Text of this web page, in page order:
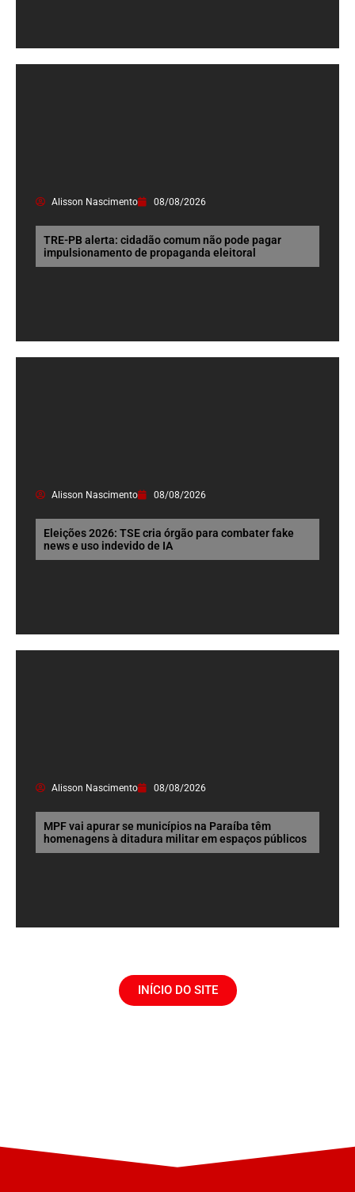
Alisson Nascimento 08/08/2026
TRE-PB alerta: cidadão comum não pode pagar
impulsionamento de propaganda eleitoral
Alisson Nascimento 08/08/2026
Eleições 2026: TSE cria órgão para combater fake
news e uso indevido de IA
Alisson Nascimento 08/08/2026
MPF vai apurar se municípios na Paraíba têm
homenagens à ditadura militar em espaços públicos
INÍCIO DO SITE